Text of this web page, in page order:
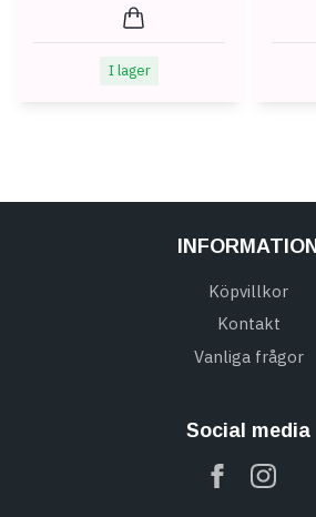
I lager
INFORMATION
Köpvillkor
Kontakt
Vanliga frågor
Social media